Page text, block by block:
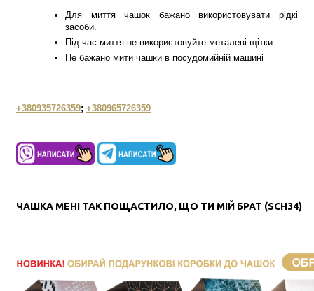
Для миття чашок бажано використовувати рідкі
засоби.
Під час миття не використовуйте металеві щітки
Не бажано мити чашки в посудомийній машині
+380935726359; +380965726359
ЧАШКА МЕНІ ТАК ПОЩАСТИЛО, ЩО ТИ МІЙ БРАТ (SCH34)